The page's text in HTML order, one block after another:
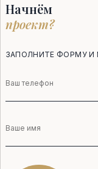
Начнём
проект?
ЗАПОЛНИТЕ ФОРМУ
Телефон
Имя